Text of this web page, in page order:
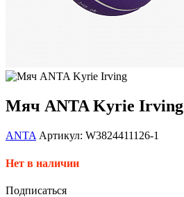
Мяч ANTA Kyrie Irving
ANTA Артикул: W3824411126-1
Нет в наличии
Подписаться